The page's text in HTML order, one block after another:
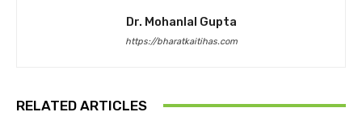
Dr. Mohanlal Gupta
https://bharatkaitihas.com
RELATED ARTICLES